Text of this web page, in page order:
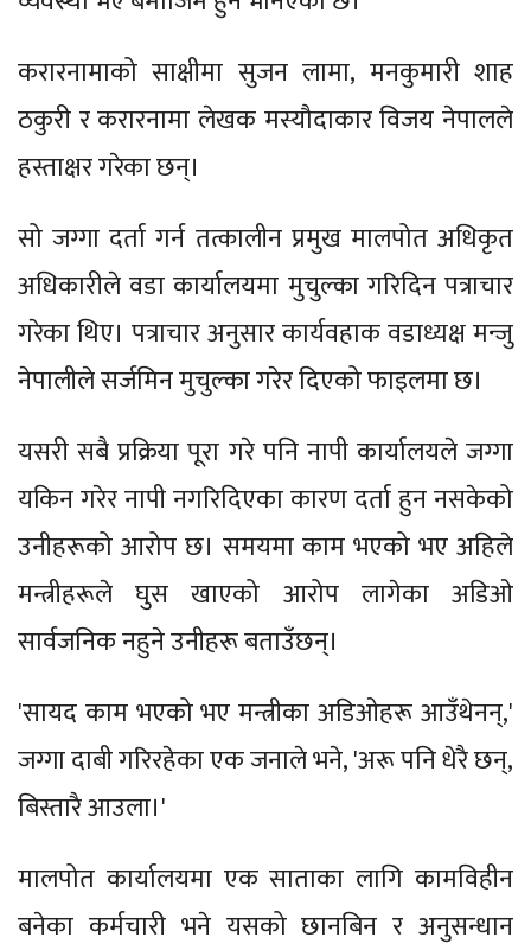
करारनामाको साक्षीमा सुजन लामा, मनकुमारी शाह
ठकुरी र करारनामा लेखक मस्यौदाकार विजय नेपालले
हस्ताक्षर गरेका छन्।
सो जग्गा दर्ता गर्न तत्कालीन प्रमुख मालपोत अधिकृत
अधिकारीले वडा कार्यालयमा मुचुल्का गरिदिन पत्राचार
गरेका थिए। पत्राचार अनुसार कार्यवहाक वडाध्यक्ष मन्जु
नेपालीले सर्जमिन मुचुल्का गरेर दिएको फाइलमा छ।
यसरी सबै प्रक्रिया पूरा गरे पनि नापी कार्यालयले जग्गा
यकिन गरेर नापी नगरिदिएका कारण दर्ता हुन नसकेको
उनीहरूको आरोप छ। समयमा काम भएको भए अहिले
मन्त्रीहरूले घुस खाएको आरोप लागेका अडिओ
सार्वजनिक नहुने उनीहरू बताउँछन्।
'सायद काम भएको भए मन्त्रीका अडिओहरू आउँथेनन्,'
जग्गा दाबी गरिरहेका एक जनाले भने, 'अरू पनि धेरै छन्,
बिस्तारै आउला।'
मालपोत कार्यालयमा एक साताका लागि कामविहीन
बनेका कर्मचारी भने यसको छानबिन र अनुसन्धान